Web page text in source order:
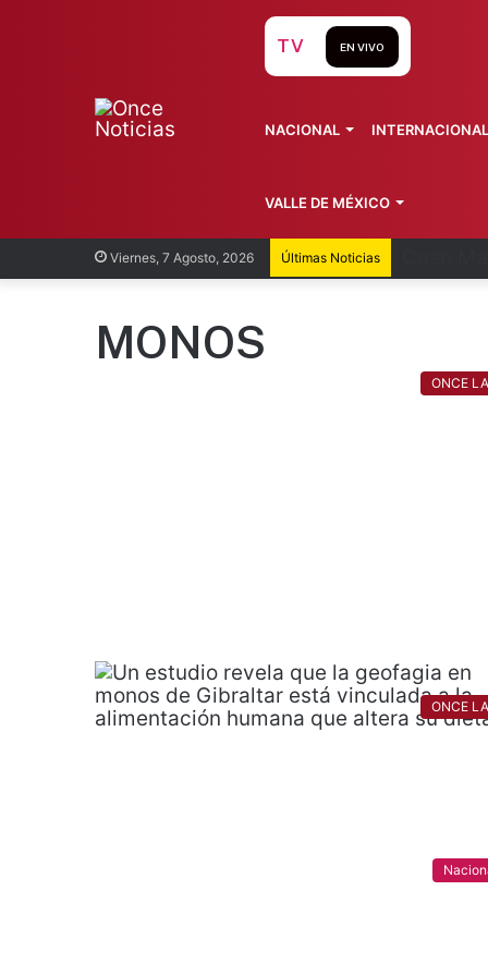
Viernes, 7 Agosto, 2026 Últimas Noticias
TV EN VIVO
NACIONAL INTERNACIONAL
VALLE DE MÉXICO
MONOS
ONCE
ONCE